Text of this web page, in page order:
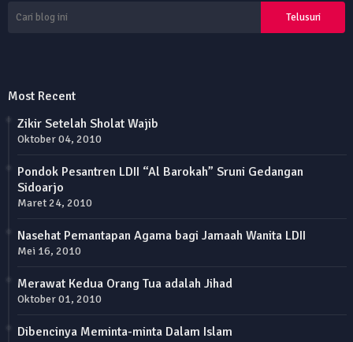
Most Recent
Zikir Setelah Sholat Wajib
Oktober 04, 2010
Pondok Pesantren LDII “Al Barokah” Sruni Gedangan
Sidoarjo
Maret 24, 2010
Nasehat Pemantapan Agama bagi Jamaah Wanita LDII
Mei 16, 2010
Merawat Kedua Orang Tua adalah Jihad
Oktober 01, 2010
Dibencinya Meminta-minta Dalam Islam